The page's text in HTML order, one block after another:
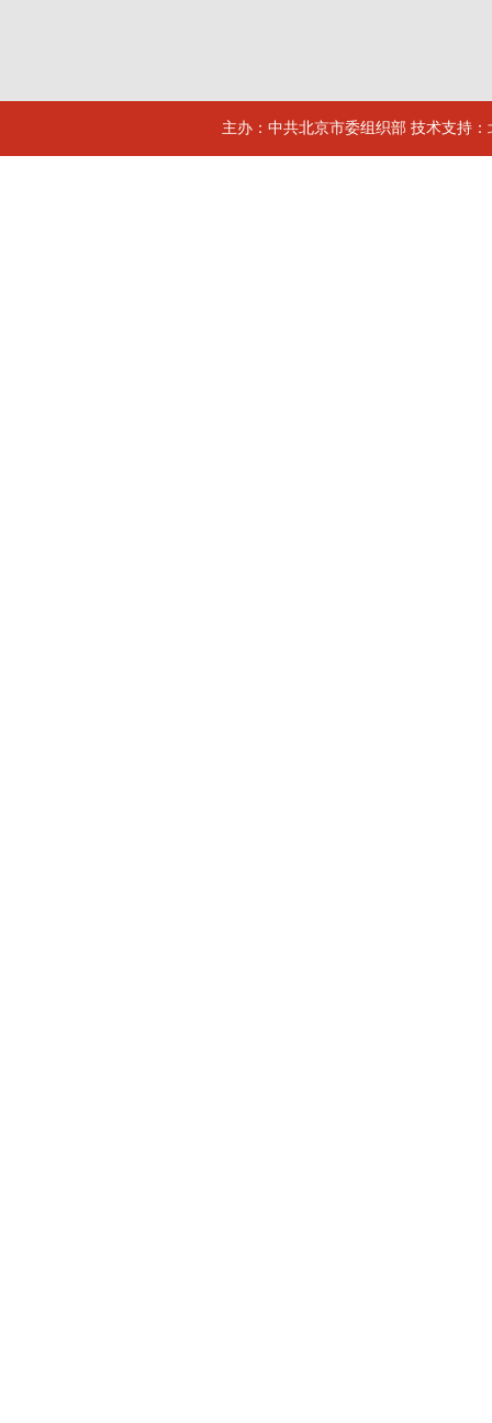
主办：中共北京市委组织部 技术支持